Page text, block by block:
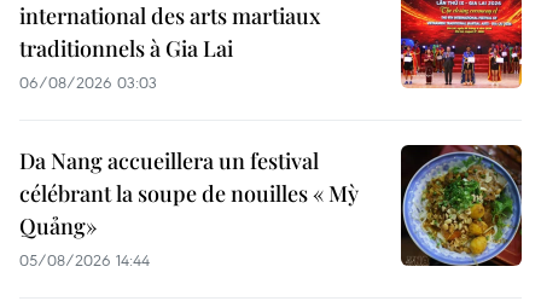
international des arts martiaux
traditionnels à Gia Lai
06/08/2026 03:03
Da Nang accueillera un festival
célébrant la soupe de nouilles « Mỳ
Quảng»
05/08/2026 14:44